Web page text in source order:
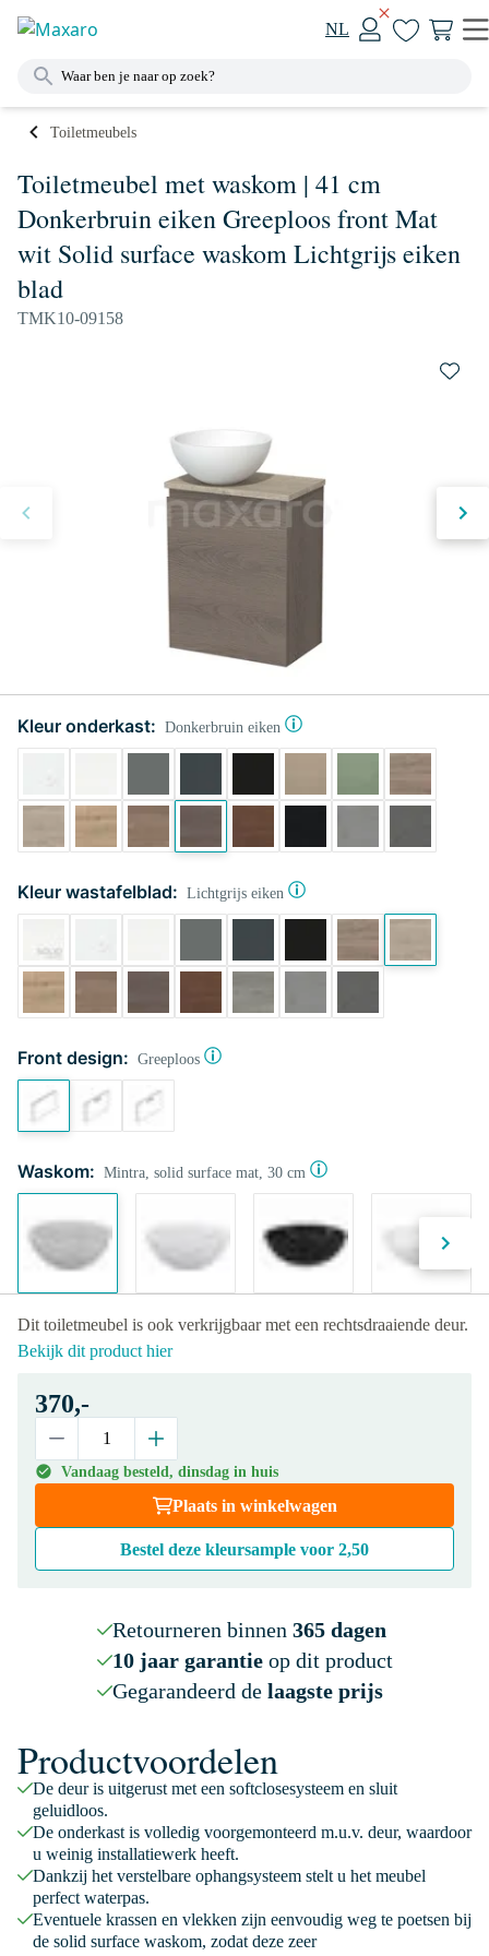
NL
Toiletmeubels
Toiletmeubel met waskom | 41 cm
Donkerbruin eiken Greeploos front Mat
wit Solid surface waskom Lichtgrijs eiken
blad
TMK10-09158
Kleur onderkast: Donkerbruin eiken
Kleur wastafelblad: Lichtgrijs eiken
Front design: Greeploos
Waskom: Mintra, solid surface mat, 30 cm
Dit toiletmeubel is ook verkrijgbaar met een rechtsdraaiende deur.
Bekijk dit product hier
370,-
Vandaag besteld, dinsdag in huis
Plaats in winkelwagen
Bestel deze kleursample voor 2,50
Retourneren binnen 365 dagen
10 jaar garantieop dit product
Gegarandeerd de laagste prijs
Productvoordelen
De deur is uitgerust met een softclosesysteem en sluit
geluidloos.
De onderkast is volledig voorgemonteerd m.u.v. deur, waardoor
u weinig installatiewerk heeft.
Dankzij het verstelbare ophangsysteem stelt u het meubel
perfect waterpas.
Eventuele krassen en vlekken zijn eenvoudig weg te poetsen bij
de solid surface waskom, zodat deze zeer